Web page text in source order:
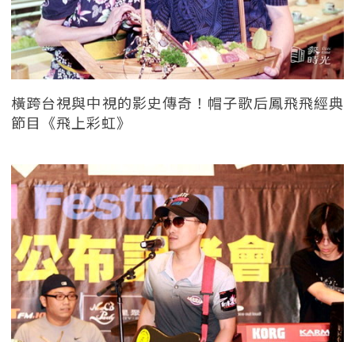
橫跨台視與中視的影史傳奇！帽子歌后鳳飛飛經典
節目《飛上彩虹》